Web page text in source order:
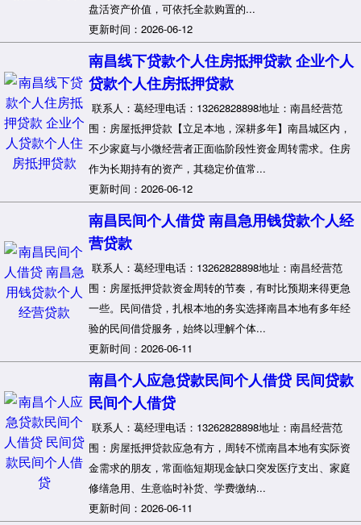
盘活资产价值，可依托全款购置的...
更新时间：2026-06-12
南昌线下贷款个人住房抵押贷款 企业个人
贷款个人住房抵押贷款
联系人：葛经理电话：13262828898地址：南昌经营范
围：房屋抵押贷款【立足本地，深耕多年】南昌城区内，
不少家庭与小微经营者正面临阶段性资金周转需求。住房
作为长期持有的资产，其稳定价值常...
更新时间：2026-06-12
南昌民间个人借贷 南昌急用钱贷款个人经
营贷款
联系人：葛经理电话：13262828898地址：南昌经营范
围：房屋抵押贷款资金周转的节奏，有时比预期来得更急
一些。民间借贷，扎根本地的务实选择南昌本地有多年经
验的民间借贷服务，始终以理解个体...
更新时间：2026-06-11
南昌个人应急贷款民间个人借贷 民间贷款
民间个人借贷
联系人：葛经理电话：13262828898地址：南昌经营范
围：房屋抵押贷款应急有方，周转不慌南昌本地有实际资
金需求的朋友，常面临短期现金缺口突发医疗支出、家庭
修缮急用、生意临时补货、学费缴纳...
更新时间：2026-06-11